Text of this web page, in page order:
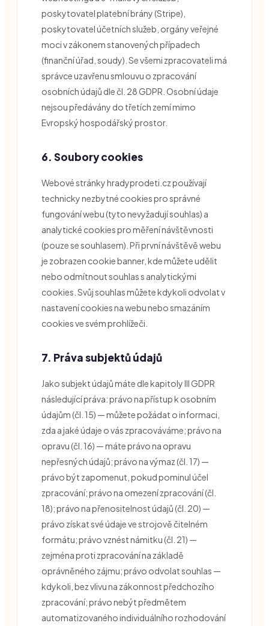
poskytovatel platební brány (Stripe),
poskytovatel účetních služeb, orgány veřejné
moci v zákonem stanovených případech
(finanční úřad, soudy). Se všemi zpracovateli má
správce uzavřenu smlouvu o zpracování
osobních údajů dle čl. 28 GDPR. Osobní údaje
nejsou předávány do třetích zemí mimo
Evropský hospodářský prostor.
6. Soubory cookies
Webové stránky hradyprodeti.cz používají
technicky nezbytné cookies pro správné
fungování webu (tyto nevyžadují souhlas) a
analytické cookies pro měření návštěvnosti
(pouze se souhlasem). Při první návštěvě webu
je zobrazen cookie banner, kde můžete udělit
nebo odmítnout souhlas s analytickými
cookies. Svůj souhlas můžete kdykoli odvolat v
nastavení cookies na webu nebo smazáním
cookies ve svém prohlížeči.
7. Práva subjektů údajů
Jako subjekt údajů máte dle kapitoly III GDPR
následující práva: právo na přístup k osobním
údajům (čl. 15) — můžete požádat o informaci,
zda a jaké údaje o vás zpracováváme; právo na
opravu (čl. 16) — máte právo na opravu
nepřesných údajů; právo na výmaz (čl. 17) —
právo být zapomenut, pokud pominul účel
zpracování; právo na omezení zpracování (čl.
18); právo na přenositelnost údajů (čl. 20) —
právo získat své údaje ve strojově čitelném
formátu; právo vznést námitku (čl. 21) —
zejména proti zpracování na základě
oprávněného zájmu; právo odvolat souhlas —
kdykoli, bez vlivu na zákonnost předchozího
zpracování; právo nebýt předmětem
automatizovaného individuálního rozhodování